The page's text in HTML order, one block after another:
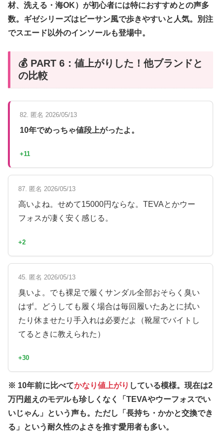
材、洗える・海OK）が初心者には特におすすめとの声多
数。ギゼシリーズはビーサン風で歩きやすいと人気。別注
でスエード以外のインソールも登場中。
💰 PART 6：値上がりした！他ブランドと
の比較
82. 匿名 2026/05/13
10年でめっちゃ値段上がったよ。
+11
87. 匿名 2026/05/13
高いよね。せめて15000円ならな。TEVAとかウー
フォスが凄く安く感じる。
+2
45. 匿名 2026/05/13
臭いよ。でも裸足で履くサンダル全部おそらく臭い
はず。どうしても履く場合は毎回履いたあとに拭い
たり休ませたり手入れは必要だよ（靴屋でバイトし
てるときに教えられた）
+30
※ 10年前に比べてかなり値上がり している模様。現在は2
万円超えのモデルも珍しくなく「TEVAやウーフォスでい
いじゃん」という声も。ただし「長持ち・かかと交換でき
る」という耐久性のよさを推す愛用者も多い。